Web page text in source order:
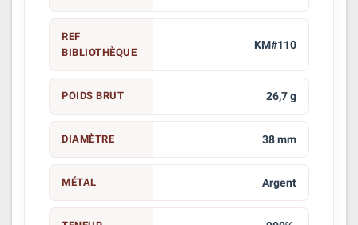
REF
BIBLIOTHÈQUE
KM#110
POIDS BRUT 26,7 g
DIAMÈTRE 38 mm
MÉTAL Argent